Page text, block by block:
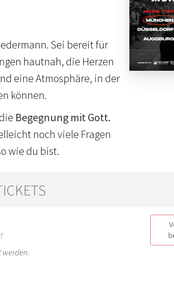
Sei bereit für
hautnah, die Herzen
eine Atmosphäre, in der
können.
Begegnung mit Gott.
noch viele Fragen
wie du bist.